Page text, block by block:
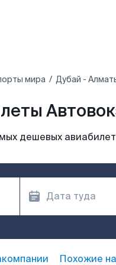
мира Дубай -
дешевых
Похожие